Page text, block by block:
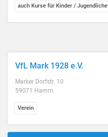
auch Kurse für Kinder / Jugendliche
VfL Mark 1928 e.V.
Marker Dorfstr. 10
59071 Hamm
Verein